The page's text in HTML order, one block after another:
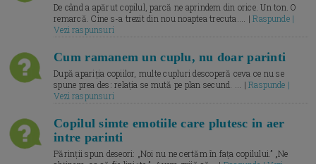
De când a apărut copilul, parcă ne aprindem din orice. Un ton. O
remarcă. Cine s-a trezit din nou noaptea trecuta.... |Raspunde |
Vezi raspunsuri
Cum ramanem un cuplu, nu doar parinti
După apariția copiilor, multe cupluri descoperă ceva ce nu se
spune prea des: relația se mută pe plan secund. ... |Raspunde |
Vezi raspunsuri
Copilul simte emotiile care plutesc in aer
intre parinti
Părinții spun deseori: „Noi nu ne certăm în fața copilului.” „Ne